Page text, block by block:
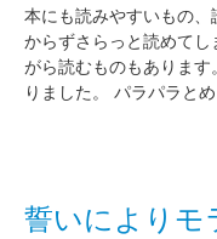
本にも読みやすいもの
からずさらっと読めて
がら読むものもありま
りました。 パラパラと
誓いによりモ